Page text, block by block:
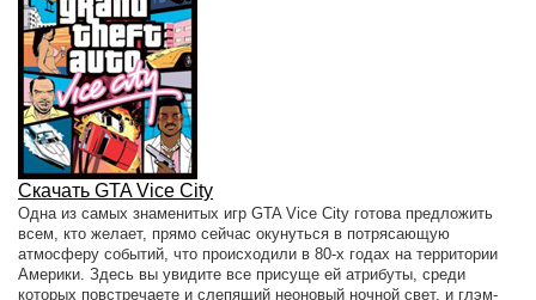
Скачать GTA Vice City
Одна из самых знаменитых игр GTA Vice City готова предложить
всем, кто желает, прямо сейчас окунуться в потрясающую
атмосферу событий, что происходили в 80-х годах на территории
Америки. Здесь вы увидите все присуще ей атрибуты, среди
которых повстречаете и слепящий неоновый ночной свет, и глэм-